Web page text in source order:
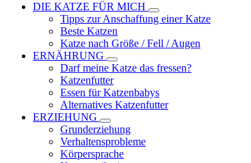
DIE KATZE FÜR MICH
Tipps zur Anschaffung einer Katze
Beste Katzen
Katze nach Größe / Fell / Augen
ERNÄHRUNG
Darf meine Katze das fressen?
Katzenfutter
Essen für Katzenbabys
Alternatives Katzenfutter
ERZIEHUNG
Grunderziehung
Verhaltensprobleme
Körpersprache